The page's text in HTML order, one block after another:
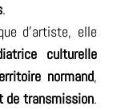
.
d’artiste, elle
culturelle
normand,
de transmission.